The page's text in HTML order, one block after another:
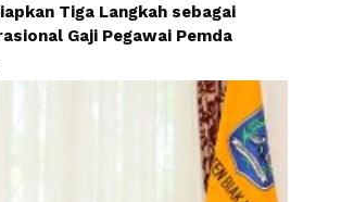
Tiga Langkah sebagai
Gaji Pegawai Pemda